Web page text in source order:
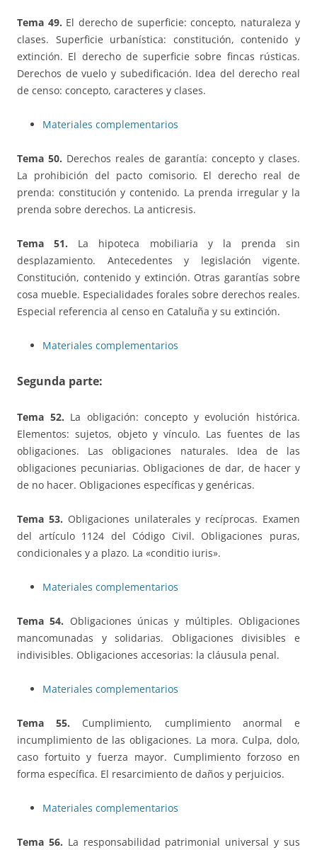
Tema 49. El derecho de superficie: concepto, naturaleza y
clases. Superficie urbanística: constitución, contenido y
extinción. El derecho de superficie sobre fincas rústicas.
Derechos de vuelo y subedificación. Idea del derecho real
de censo: concepto, caracteres y clases.
Materiales complementarios
Tema 50. Derechos reales de garantía: concepto y clases.
La prohibición del pacto comisorio. El derecho real de
prenda: constitución y contenido. La prenda irregular y la
prenda sobre derechos. La anticresis.
Tema 51. La hipoteca mobiliaria y la prenda sin
desplazamiento. Antecedentes y legislación vigente.
Constitución, contenido y extinción. Otras garantías sobre
cosa mueble. Especialidades forales sobre derechos reales.
Especial referencia al censo en Cataluña y su extinción.
Materiales complementarios
Segunda parte:
Tema 52. La obligación: concepto y evolución histórica.
Elementos: sujetos, objeto y vínculo. Las fuentes de las
obligaciones. Las obligaciones naturales. Idea de las
obligaciones pecuniarias. Obligaciones de dar, de hacer y
de no hacer. Obligaciones específicas y genéricas.
Tema 53. Obligaciones unilaterales y recíprocas. Examen
del artículo 1124 del Código Civil. Obligaciones puras,
condicionales y a plazo. La «conditio iuris».
Materiales complementarios
Tema 54. Obligaciones únicas y múltiples. Obligaciones
mancomunadas y solidarias. Obligaciones divisibles e
indivisibles. Obligaciones accesorias: la cláusula penal.
Materiales complementarios
Tema 55. Cumplimiento, cumplimiento anormal e
incumplimiento de las obligaciones. La mora. Culpa, dolo,
caso fortuito y fuerza mayor. Cumplimiento forzoso en
forma específica. El resarcimiento de daños y perjuicios.
Materiales complementarios
Tema 56. La responsabilidad patrimonial universal y sus